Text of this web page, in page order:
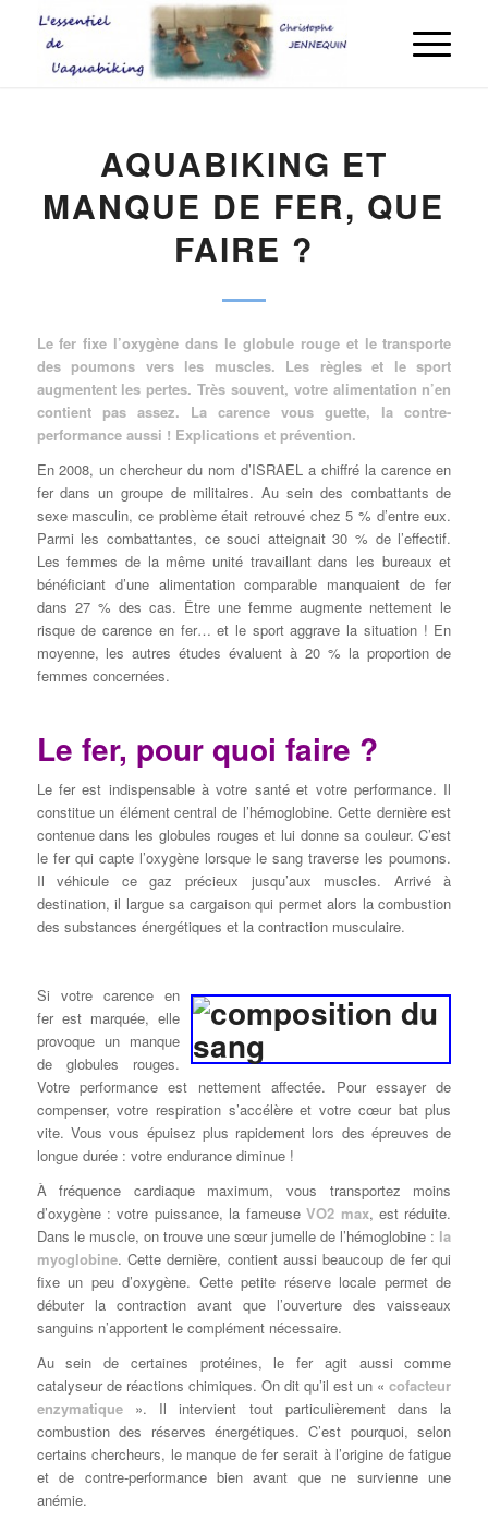
AQUABIKING ET
MANQUE DE FER, QUE
FAIRE ?
Le fer fixe l’oxygène dans le globule rouge et le transporte
des poumons vers les muscles. Les règles et le sport
augmentent les pertes. Très souvent, votre alimentation n’en
contient pas assez. La carence vous guette, la contre-
performance aussi ! Explications et prévention.
En 2008, un chercheur du nom d’ISRAEL a chiffré la carence en
fer dans un groupe de militaires. Au sein des combattants de
sexe masculin, ce problème était retrouvé chez 5 % d’entre eux.
Parmi les combattantes, ce souci atteignait 30 % de l’effectif.
Les femmes de la même unité travaillant dans les bureaux et
bénéficiant d’une alimentation comparable manquaient de fer
dans 27 % des cas. Être une femme augmente nettement le
risque de carence en fer… et le sport aggrave la situation ! En
moyenne, les autres études évaluent à 20 % la proportion de
femmes concernées.
Le fer, pour quoi faire ?
Le fer est indispensable à votre santé et votre performance. Il
constitue un élément central de l’hémoglobine. Cette dernière est
contenue dans les globules rouges et lui donne sa couleur. C’est
le fer qui capte l’oxygène lorsque le sang traverse les poumons.
Il véhicule ce gaz précieux jusqu’aux muscles. Arrivé à
destination, il largue sa cargaison qui permet alors la combustion
des substances énergétiques et la contraction musculaire.
Si votre carence en
fer est marquée, elle
provoque un manque
de globules rouges.
Votre performance est nettement affectée. Pour essayer de
compenser, votre respiration s’accélère et votre cœur bat plus
vite. Vous vous épuisez plus rapidement lors des épreuves de
longue durée : votre endurance diminue !
À fréquence cardiaque maximum, vous transportez moins
d’oxygène : votre puissance, la fameuseVO2 max, est réduite.
Dans le muscle, on trouve une sœur jumelle de l’hémoglobine : la
myoglobine. Cette dernière, contient aussi beaucoup de fer qui
fixe un peu d’oxygène. Cette petite réserve locale permet de
débuter la contraction avant que l’ouverture des vaisseaux
sanguins n’apportent le complément nécessaire.
Au sein de certaines protéines, le fer agit aussi comme
catalyseur de réactions chimiques. On dit qu’il est un «cofacteur
enzymatique». Il intervient tout particulièrement dans la
combustion des réserves énergétiques. C’est pourquoi, selon
certains chercheurs, le manque de fer serait à l’origine de fatigue
et de contre-performance bien avant que ne survienne une
anémie.